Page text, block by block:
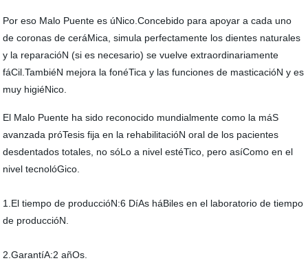
Por eso Malo Puente es úNico.Concebido para apoyar a cada uno
de coronas de ceráMica, simula perfectamente los dientes naturales
y la reparacióN (si es necesario) se vuelve extraordinariamente
fáCil.TambiéN mejora la fonéTica y las funciones de masticacióN y es
muy higiéNico.
El Malo Puente ha sido reconocido mundialmente como la máS
avanzada próTesis fija en la rehabilitacióN oral de los pacientes
desdentados totales, no sóLo a nivel estéTico, pero asíComo en el
nivel tecnolóGico.
1.El tiempo de produccióN:6 DíAs háBiles en el laboratorio de tiempo
de produccióN.
2.GarantíA:2 añOs.